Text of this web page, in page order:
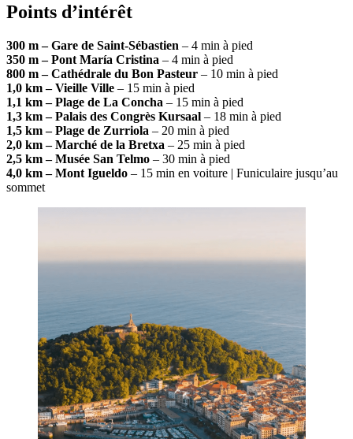
Points d’intérêt
300 m – Gare de Saint-Sébastien – 4 min à pied
350 m – Pont María Cristina – 4 min à pied
800 m – Cathédrale du Bon Pasteur – 10 min à pied
1,0 km – Vieille Ville – 15 min à pied
1,1 km – Plage de La Concha – 15 min à pied
1,3 km – Palais des Congrès Kursaal – 18 min à pied
1,5 km – Plage de Zurriola – 20 min à pied
2,0 km – Marché de la Bretxa – 25 min à pied
2,5 km – Musée San Telmo – 30 min à pied
4,0 km – Mont Igueldo – 15 min en voiture | Funiculaire jusqu’au
sommet